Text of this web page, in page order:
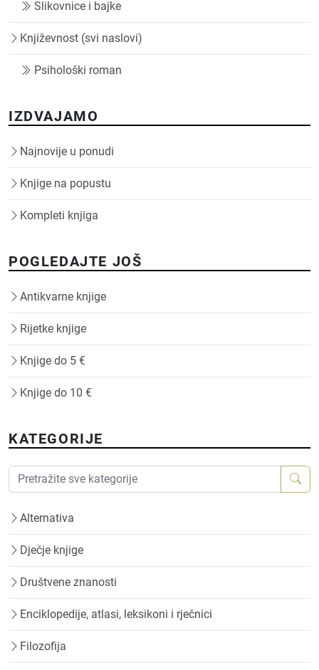
Slikovnice i bajke
Književnost (svi naslovi)
Psihološki roman
IZDVAJAMO
Najnovije u ponudi
Knjige na popustu
Kompleti knjiga
POGLEDAJTE JOŠ
Antikvarne knjige
Rijetke knjige
Knjige do 5 €
Knjige do 10 €
KATEGORIJE
Alternativa
Dječje knjige
Društvene znanosti
Enciklopedije, atlasi, leksikoni i rječnici
Filozofija